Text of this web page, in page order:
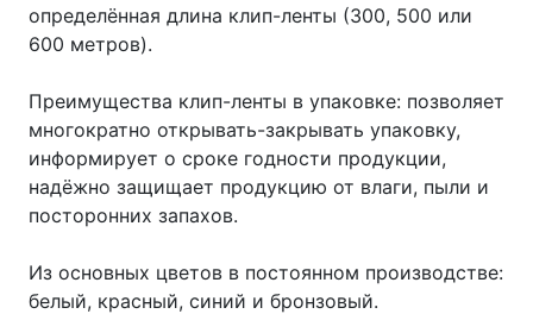
определённая длина клип-ленты (300, 500 или
600 метров).
Преимущества клип-ленты в упаковке: позволяет
многократно открывать-закрывать упаковку,
информирует о сроке годности продукции,
надёжно защищает продукцию от влаги, пыли и
посторонних запахов.
Из основных цветов в постоянном производстве:
белый, красный, синий и бронзовый.